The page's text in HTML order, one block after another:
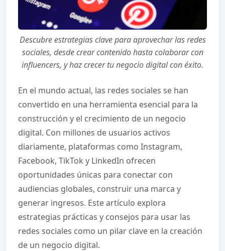
Descubre estrategias clave para aprovechar las redes
sociales, desde crear contenido hasta colaborar con
influencers, y haz crecer tu negocio digital con éxito.
En el mundo actual, las redes sociales se han
convertido en una herramienta esencial para la
construcción y el crecimiento de un negocio
digital. Con millones de usuarios activos
diariamente, plataformas como Instagram,
Facebook, TikTok y LinkedIn ofrecen
oportunidades únicas para conectar con
audiencias globales, construir una marca y
generar ingresos. Este artículo explora
estrategias prácticas y consejos para usar las
redes sociales como un pilar clave en la creación
de un negocio digital.